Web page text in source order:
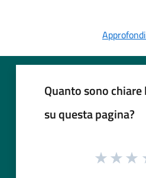
Quanto sono
su questa pagina?